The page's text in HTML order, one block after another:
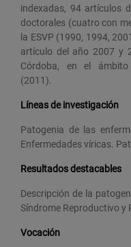
indexadas, 94 artículos
doctorales (cuatro con
la ESVP (1990, 1994,
artículo del año 2007 y
Córdoba, en el ámbito
(2011).
Líneas de investigación
Patogenia de las
Enfermedades víricas.
Resultados destacables
Descripción de la
Síndrome Reproductivo y
Vocación